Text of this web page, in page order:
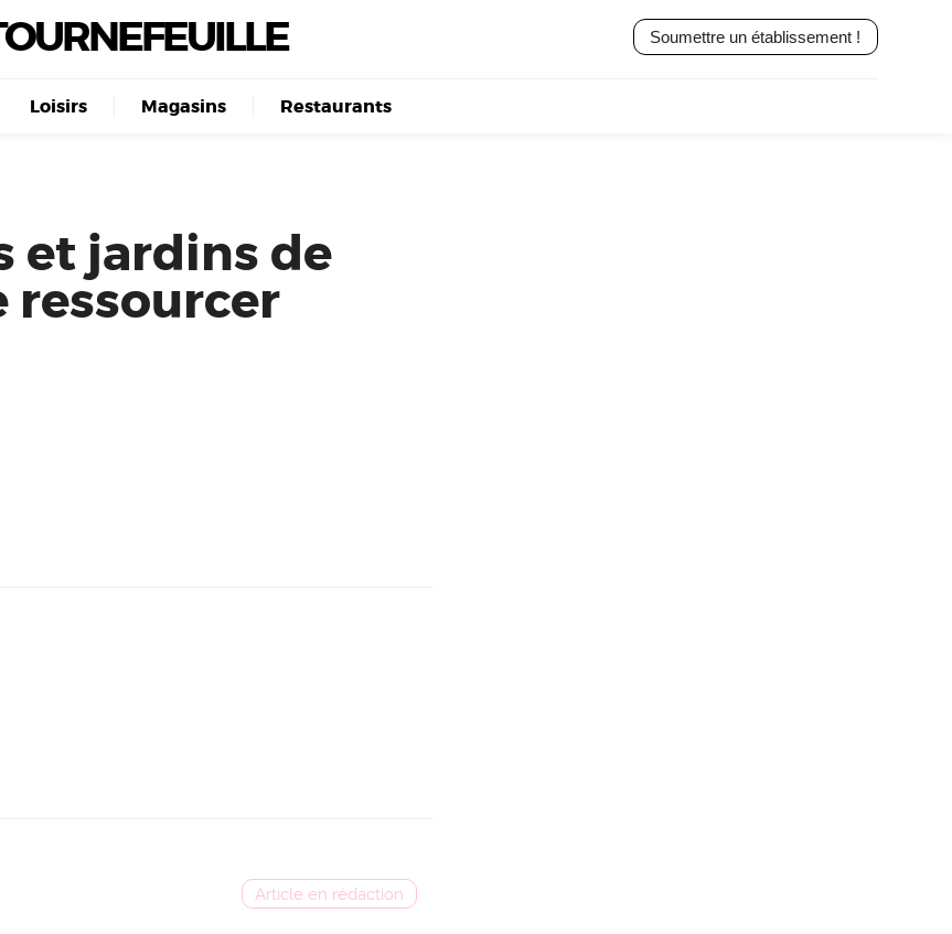
Soumettre un établissement !
Loisirs Magasins Restaurants
et jardins de
ressourcer